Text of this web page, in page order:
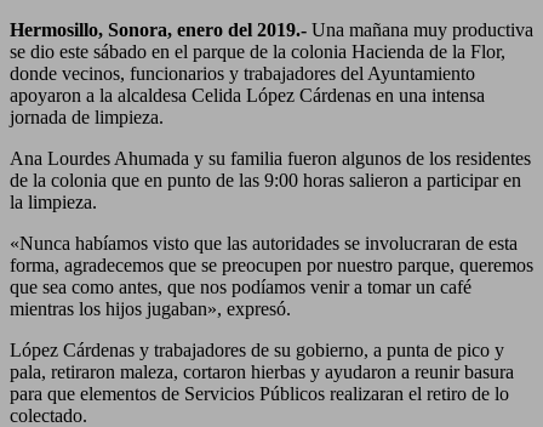
Hermosillo, Sonora, enero del 2019.- Una mañana muy productiva
se dio este sábado en el parque de la colonia Hacienda de la Flor,
donde vecinos, funcionarios y trabajadores del Ayuntamiento
apoyaron a la alcaldesa Celida López Cárdenas en una intensa
jornada de limpieza.
Ana Lourdes Ahumada y su familia fueron algunos de los residentes
de la colonia que en punto de las 9:00 horas salieron a participar en
la limpieza.
«Nunca habíamos visto que las autoridades se involucraran de esta
forma, agradecemos que se preocupen por nuestro parque, queremos
que sea como antes, que nos podíamos venir a tomar un café
mientras los hijos jugaban», expresó.
López Cárdenas y trabajadores de su gobierno, a punta de pico y
pala, retiraron maleza, cortaron hierbas y ayudaron a reunir basura
para que elementos de Servicios Públicos realizaran el retiro de lo
colectado.